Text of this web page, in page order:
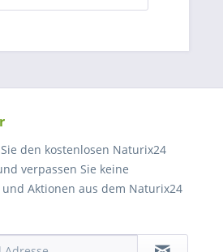
den kostenlosen Naturix24
verpassen Sie keine
Aktionen aus dem Naturix24